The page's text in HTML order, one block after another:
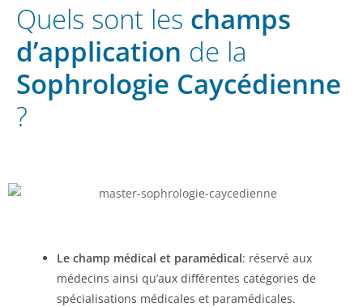
Quels sont les champs
d’application de la
Sophrologie Caycédienne
?
Le champ médical et paramédical: réservé aux
médecins ainsi qu’aux différentes catégories de
spécialisations médicales et paramédicales.